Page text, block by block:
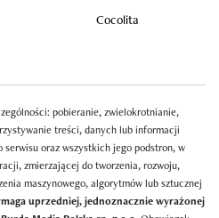
Cocolita
pobieranie, zwielokrotnianie,
treści, danych lub informacji
oraz wszystkich jego podstron, w
zmierzającej do tworzenia, rozwoju,
maszynowego, algorytmów lub sztucznej
uprzedniej, jednoznacznie wyrażonej